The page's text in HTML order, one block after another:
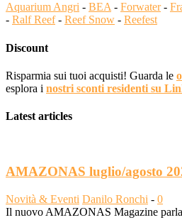
Aquarium Angri - BEA - Forwater-
- Ralf Reef- Reef Snow - Reefest
Discount
Risparmia sui tuoi acquisti! Guarda le
esplora i nostri sconti residenti su
Latest articles
AMAZONAS luglio/agosto
Novità & Eventi Danilo Ronchi - 0
Il nuovo AMAZONAS Magazine